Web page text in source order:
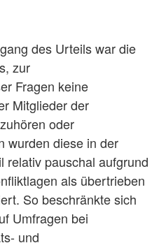
des Urteils war die
zur
Fragen keine
Mitglieder der
oder
wurden diese in der
relativ pauschal aufgrund
als übertrieben
So beschränkte sich
Umfragen bei
und